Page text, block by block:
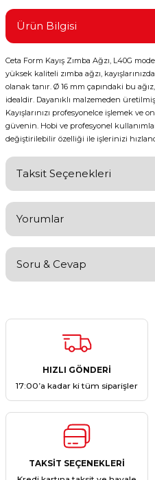
Atölye Aletleri
Ürün Bilgisi
Ceta Form Kayış Zımba Ağzı, L40G
yüksek kaliteli zımba ağzı,
olanak tanır. Ø 16 mm çapındaki bu
idealdir. Dayanıklı malzemeden
Kayışlarınızı profesyonelce işlemek ve
güvenin. Hobi ve profesyonel
değiştirilebilir özelliği ile işlerinizi
Taksit Seçenekleri
Yorumlar
Soru & Cevap
Ürün hakkında
HIZLI GÖNDERİ
17:00’a kadar ki tüm siparişler
TAKSİT SEÇENEKLERİ